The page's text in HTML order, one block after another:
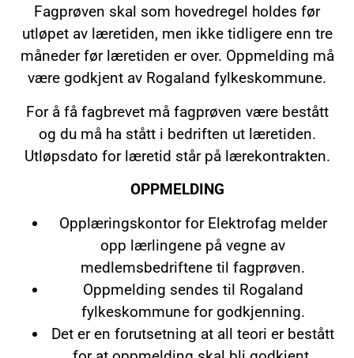
Fagprøven skal som hovedregel holdes før
utløpet av læretiden, men ikke tidligere enn tre
måneder før læretiden er over. Oppmelding må
være godkjent av Rogaland fylkeskommune.
For å få fagbrevet må fagprøven være bestått
og du må ha stått i bedriften ut læretiden.
Utløpsdato for læretid står på lærekontrakten.
OPPMELDING
Opplæringskontor for Elektrofag melder
opp lærlingene på vegne av
medlemsbedriftene til fagprøven.
Oppmelding sendes til Rogaland
fylkeskommune for godkjenning.
Det er en forutsetning at all teori er bestått